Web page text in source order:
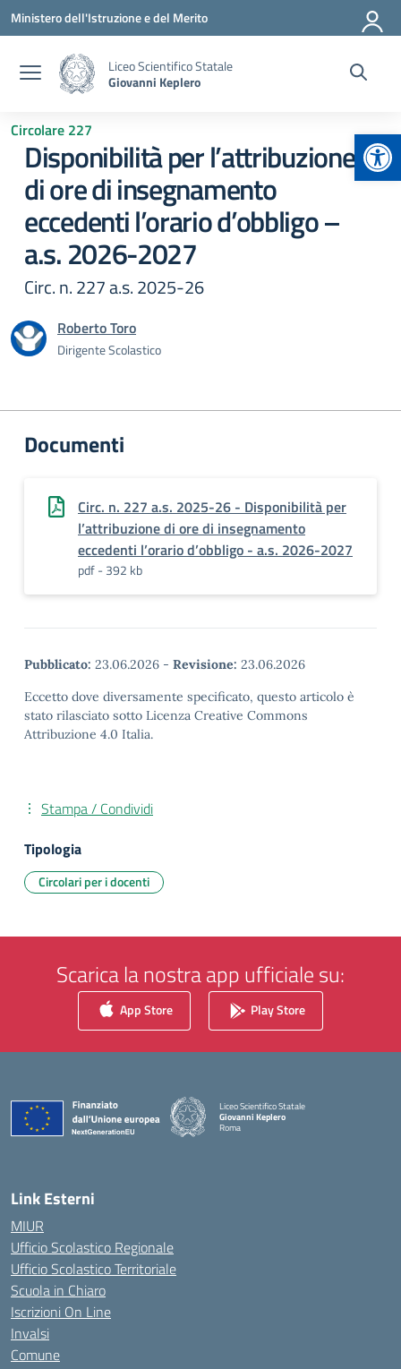
Vai ai contenuti
Vai al menu di navigazione
Vai al footer
Ministero dell'Istruzione e del Merito
Liceo Scientifico Statale
Giovanni Keplero
Circolare 227
Disponibilità per l’attribuzione
di ore di insegnamento
eccedenti l’orario d’obbligo –
a.s. 2026-2027
Circ. n. 227 a.s. 2025-26
Roberto Toro
Dirigente Scolastico
Documenti
Circ. n. 227 a.s. 2025-26 - Disponibilità per
l’attribuzione di ore di insegnamento
eccedenti l’orario d’obbligo - a.s. 2026-2027
pdf - 392 kb
Pubblicato: 23.06.2026 - Revisione: 23.06.2026
Eccetto dove diversamente specificato, questo articolo è
stato rilasciato sotto Licenza Creative Commons
Attribuzione 4.0 Italia.
Stampa / Condividi
Tipologia
Circolari per i docenti
Scarica la nostra app ufficiale su:
App Store Play Store
Liceo Scientifico Statale
Giovanni Keplero
Roma
Link Esterni
MIUR
Ufficio Scolastico Regionale
Ufficio Scolastico Territoriale
Scuola in Chiaro
Iscrizioni On Line
Invalsi
Comune